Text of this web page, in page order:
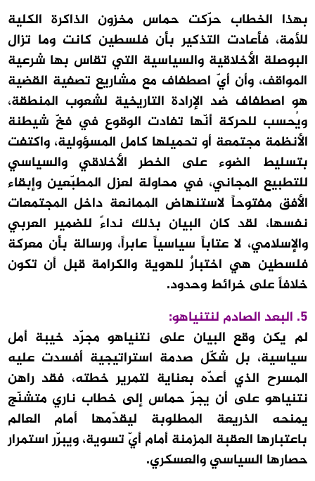
بهذا الخطاب حرّكت حماس مخزون الذاكرة الكلية
للأمة، فأعادت التذكير بأن فلسطين كانت وما تزال
البوصلة الأخلاقية والسياسية التي تقاس بها شرعية
المواقف، وأن أيّ اصطفاف مع مشاريع تصفية القضية
هو اصطفاف ضد الإرادة التاريخية لشعوب المنطقة،
ويُحسب للحركة أنّها تفادت الوقوع في فخّ شيطنة
الأنظمة مجتمعة أو تحميلها كامل المسؤولية، واكتفت
بتسليط الضوء على الخطر الأخلاقي والسياسي
للتطبيع المجاني، في محاولة لعزل المطبّعين وإبقاء
الأفق مفتوحاً لاستنهاض الممانعة داخل المجتمعات
نفسها، لقد كان البيان بذلك نداءً للضمير العربي
والإسلامي، لا عتاباً سياسياً عابراً، ورسالة بأن معركة
فلسطين هي اختبارٌ للهوية والكرامة قبل أن تكون
خلافاً على خرائط وحدود.
5. البعد الصادم لنتنياهو:
لم يكن وقع البيان على نتنياهو مجرّد خيبة أمل
سياسية، بل شكّل صدمة استراتيجية أفسدت عليه
المسرح الذي أعدّه بعناية لتمرير خطته، فقد راهن
نتنياهو على أن يجرّ حماس إلى خطاب ناري متشنّج
يمنحه الذريعة المطلوبة ليقدّمها أمام العالم
باعتبارها العقبة المزمنة أمام أيّ تسوية، ويبرّر استمرار
حصارها السياسي والعسكري.